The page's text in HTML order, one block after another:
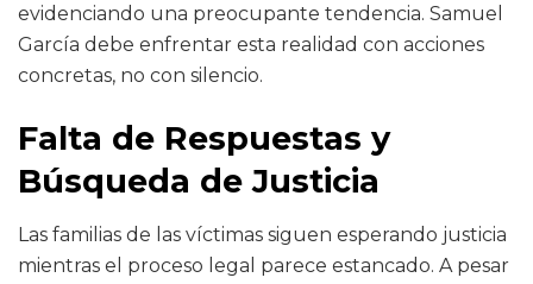
evidenciando una preocupante tendencia. Samuel
García debe enfrentar esta realidad con acciones
concretas, no con silencio.
Falta de Respuestas y
Búsqueda de Justicia
Las familias de las víctimas siguen esperando justicia
mientras el proceso legal parece estancado. A pesar